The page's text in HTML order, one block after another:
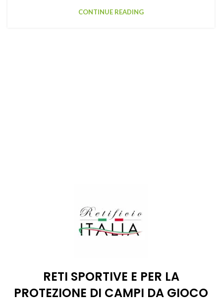
CONTINUE READING
RETI SPORTIVE E PER LA
PROTEZIONE DI CAMPI DA GIOCO